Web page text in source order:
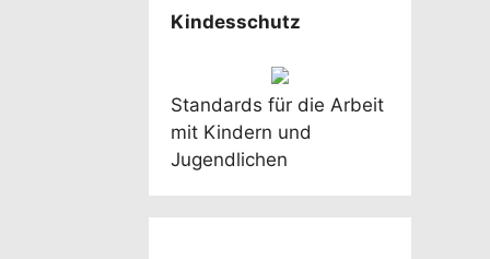
Kindesschutz
Standards für die Arbeit
mit Kindern und
Jugendlichen